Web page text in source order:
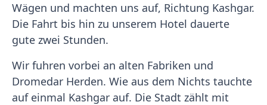
Wägen und machten uns auf, Richtung Kashgar.
Die Fahrt bis hin zu unserem Hotel dauerte
gute zwei Stunden.
Wir fuhren vorbei an alten Fabriken und
Dromedar Herden. Wie aus dem Nichts tauchte
auf einmal Kashgar auf. Die Stadt zählt mit